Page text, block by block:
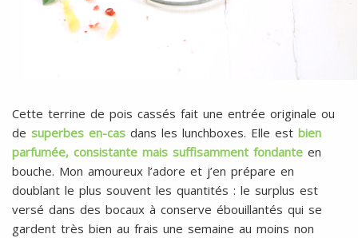
Cette terrine de pois cassés fait une entrée originale ou
de superbes en-cas dans les lunchboxes. Elle est bien
parfumée, consistante mais suffisamment fondante en
bouche. Mon amoureux l’adore et j’en prépare en
doublant le plus souvent les quantités : le surplus est
versé dans des bocaux à conserve ébouillantés qui se
gardent très bien au frais une semaine au moins non